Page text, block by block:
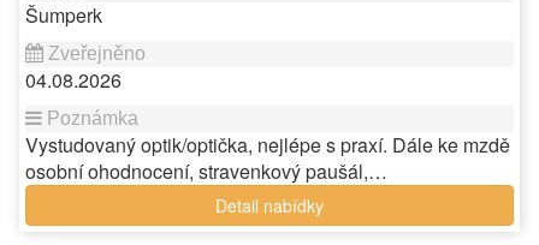
Šumperk
04.08.2026
Vystudovaný optik/optička, nejlépe s praxí. Dále ke mzdě
osobní ohodnocení, stravenkový paušál,…
Detail nabídky